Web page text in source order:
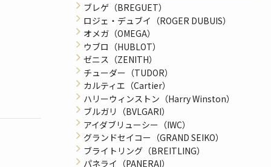
ブレゲ（BREGUET）
ロジェ・デュブイ（ROGER DUBUIS）
オメガ（OMEGA）
ウブロ（HUBLOT）
ゼニス（ZENITH）
チューダー（TUDOR）
カルティエ（Cartier）
ハリーウィンストン（Harry Winston）
ブルガリ（BVLGARI）
アイダブリューシー（IWC）
グランドセイコー（GRAND SEIKO）
ブライトリング（BREITLING）
パネライ（PANERAI）